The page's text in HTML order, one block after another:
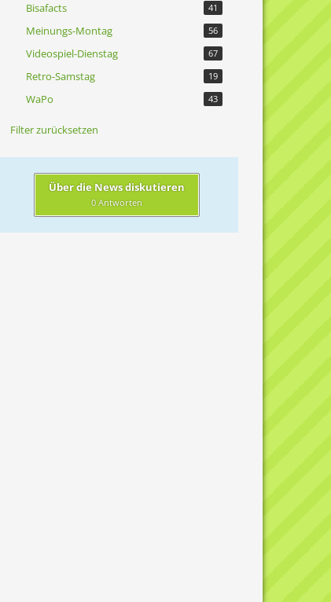
Bisafacts 41
Meinungs-Montag 56
Videospiel-Dienstag 67
Retro-Samstag 19
WaPo 43
Filter zurücksetzen
Über die News diskutieren
0 Antworten